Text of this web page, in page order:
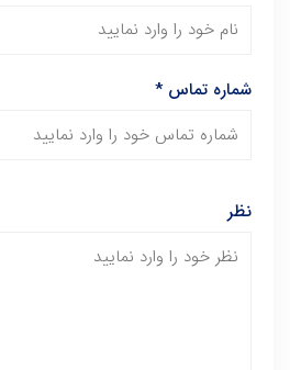
شماره تماس*
نظر